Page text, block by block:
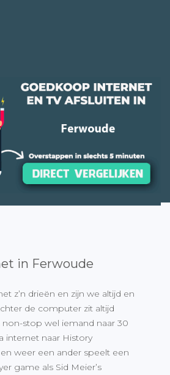
in Ferwoude
z’n drieën en zijn we altijd en
de computer zit altijd
non-stop wel iemand naar 30
internet naar History
weer een ander speelt een
game als Sid Meier’s